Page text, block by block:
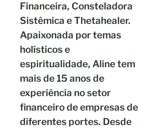
Financeira, Consteladora
Sistêmica e Thetahealer.
Apaixonada por temas
holísticos e
espiritualidade, Aline tem
mais de 15 anos de
experiência no setor
financeiro de empresas de
diferentes portes. Desde